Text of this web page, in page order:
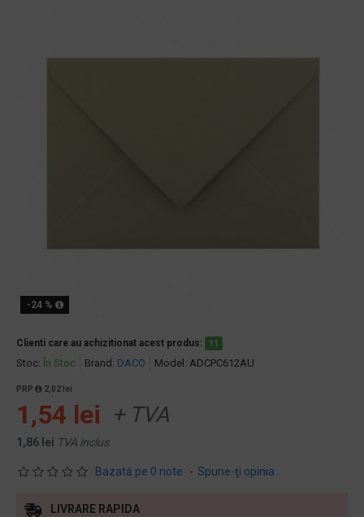
-24 %
Clienti care au achizitionat acest produs: 11
Stoc: În Stoc Brand: DACO Model: ADCPC612AU
Bazată pe 0 note. - Spune-ţi opinia
PRP 2,02 lei
1,54 lei + TVA
1,86 lei TVA inclus
LIVRARE RAPIDA